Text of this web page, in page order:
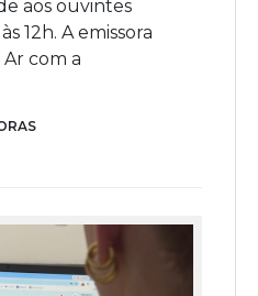
aos ouvintes
12h. A emissora
Ar com a